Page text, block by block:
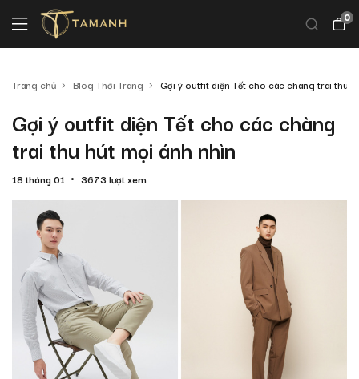
0
Trang chủ Blog Thời Trang Gợi ý outfit diện Tết cho các chàng trai thu
Gợi ý outfit diện Tết cho các chàng
trai thu hút mọi ánh nhìn
18 tháng 01 3673 lượt xem